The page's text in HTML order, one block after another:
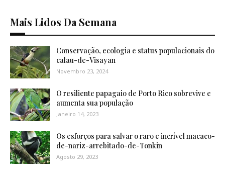
Mais Lidos Da Semana
Conservação, ecologia e status populacionais do
calau-de-Visayan
Novembro 23, 2024
O resiliente papagaio de Porto Rico sobrevive e
aumenta sua população
Janeiro 14, 2023
Os esforços para salvar o raro e incrível macaco-
de-nariz-arrebitado-de-Tonkin
Agosto 29, 2023